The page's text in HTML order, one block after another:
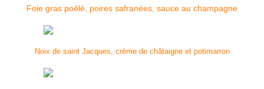
Foie gras poêlé, poires safranées, sauce au champagne
Noix de saint Jacques, crème de châtaigne et potimarron